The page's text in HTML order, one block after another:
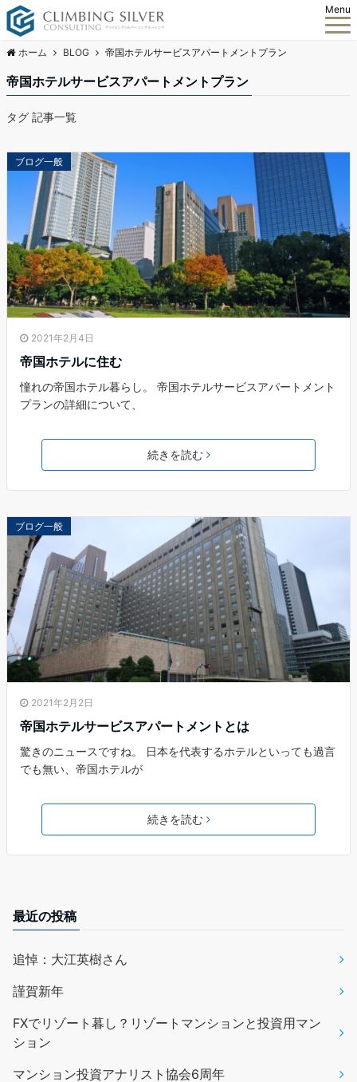
Menu
ホーム BLOG 帝国ホテルサービスアパートメントプラン
帝国ホテルサービスアパートメントプラン
タグ 記事一覧
ブログ一般
2021年2月4日
帝国ホテルに住む
憧れの帝国ホテル暮らし。 帝国ホテルサービスアパートメント
プランの詳細について、
続きを読む
ブログ一般
2021年2月2日
帝国ホテルサービスアパートメントとは
驚きのニュースですね。 日本を代表するホテルといっても過言
でも無い、帝国ホテルが
続きを読む
最近の投稿
追悼：大江英樹さん
謹賀新年
FXでリゾート暮し？リゾートマンションと投資用マン
ション
マンション投資アナリスト協会6周年